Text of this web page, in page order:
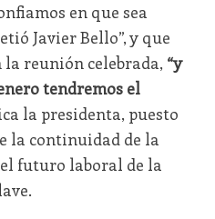
en que sea
Javier Bello”, y que
reunión celebrada, “y
tendremos el
la presidenta, puesto
la continuidad de la
futuro laboral de la